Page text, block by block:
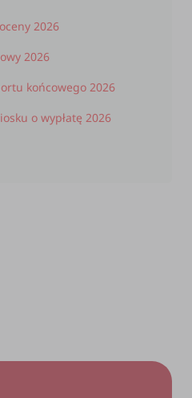
2026
2026
końcowego 2026
o wypłatę 2026